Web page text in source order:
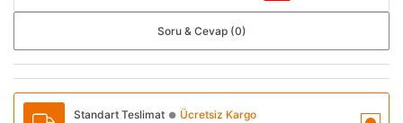
Soru & Cevap (0)
Standart Teslimat ● Ücretsiz Kargo